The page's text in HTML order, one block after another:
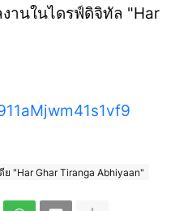
านในไดรฟ์ดิจิทัล "Har
"Har Ghar Tiranga Abhiyaan"